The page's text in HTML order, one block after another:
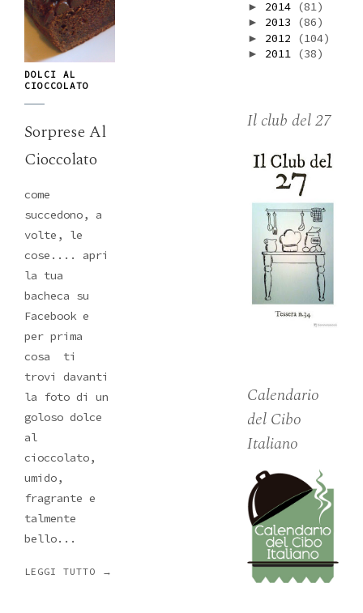
DOLCI AL
CIOCCOLATO
Sorprese Al
Cioccolato
come
succedono, a
volte, le
cose.... apri
la tua
bacheca su
Facebook e
per prima
cosa ti
trovi davanti
la foto di un
goloso dolce
al
cioccolato,
umido,
fragrante e
talmente
bello...
LEGGI TUTTO →
► 2014 (81)
► 2013 (86)
► 2012 (104)
► 2011 (38)
Il club del 27
Calendario
del Cibo
Italiano